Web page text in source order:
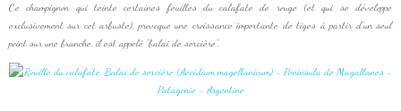
Ce champignon qui teinte certaines feuilles du calafate de rouge (et qui se développe
exclusivement sur cet arbuste), provoque une croissance importante de tiges à partir d'un seul
point sur une branche, il est appelé "balai de sorcière".